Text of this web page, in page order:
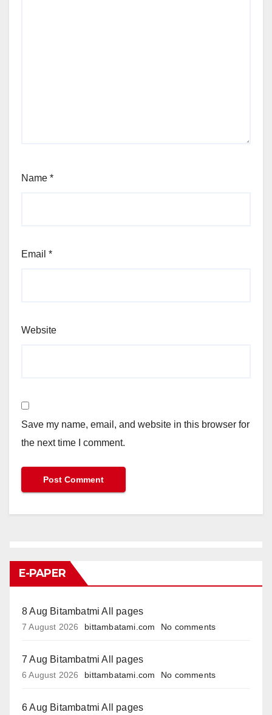
Name *
Email *
Website
Save my name, email, and website in this browser for
the next time I comment.
E-PAPER
8 Aug Bitambatmi All pages
7 August 2026 bittambatami.com No comments
7 Aug Bitambatmi All pages
6 August 2026 bittambatami.com No comments
6 Aug Bitambatmi All pages